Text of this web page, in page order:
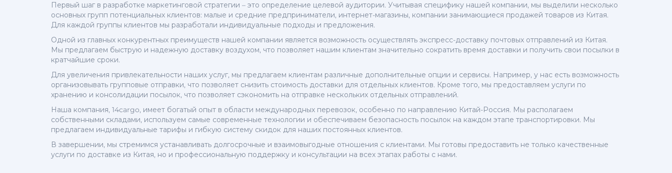
Первый шаг в разработке маркетинговой стратегии – это определение целевой аудитории. Учитывая специфику нашей компании, мы выделили несколько
основных групп потенциальных клиентов: малые и средние предприниматели, интернет-магазины, компании занимающиеся продажей товаров из Китая.
Для каждой группы клиентов мы разработали индивидуальные подходы и предложения.
Одной из главных конкурентных преимуществ нашей компании является возможность осуществлять экспресс-доставку почтовых отправлений из Китая.
Мы предлагаем быструю и надежную доставку воздухом, что позволяет нашим клиентам значительно сократить время доставки и получить свои посылки в
кратчайшие сроки.
Для увеличения привлекательности наших услуг, мы предлагаем клиентам различные дополнительные опции и сервисы. Например, у нас есть возможность
организовывать групповые отправки, что позволяет снизить стоимость доставки для отдельных клиентов. Кроме того, мы предоставляем услуги по
хранению и консолидации посылок, что позволяет сэкономить на отправке нескольких отдельных отправлений.
Наша компания, 14cargo, имеет богатый опыт в области международных перевозок, особенно по направлению Китай-Россия. Мы располагаем
собственными складами, используем самые современные технологии и обеспечиваем безопасность посылок на каждом этапе транспортировки. Мы
предлагаем индивидуальные тарифы и гибкую систему скидок для наших постоянных клиентов.
В завершении, мы стремимся устанавливать долгосрочные и взаимовыгодные отношения с клиентами. Мы готовы предоставить не только качественные
услуги по доставке из Китая, но и профессиональную поддержку и консультации на всех этапах работы с нами.